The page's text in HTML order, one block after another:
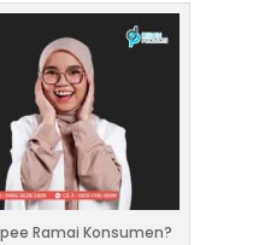
Ramai Konsumen?